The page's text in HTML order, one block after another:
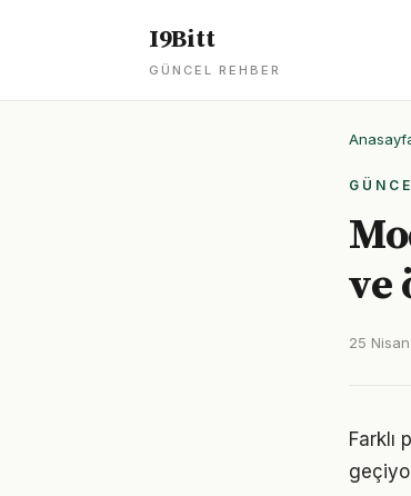
I9Bitt
GÜNCEL REHBER
ve
25
Farklı